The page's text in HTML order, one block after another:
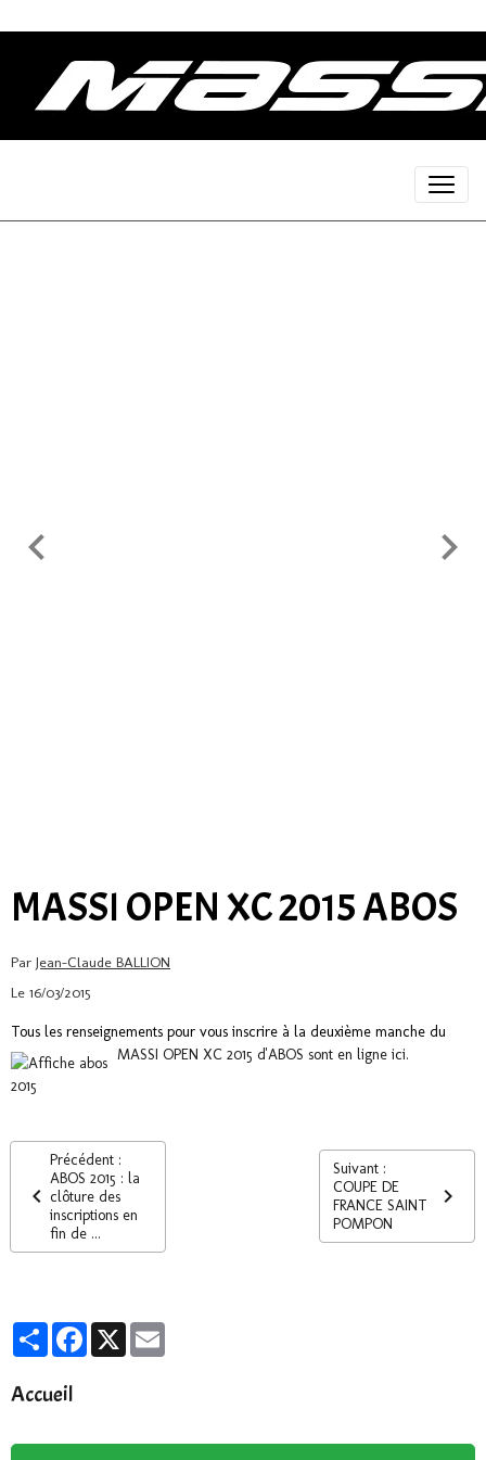
MASSI OPEN XC 2015 ABOS
Par Jean-Claude BALLION
Le 16/03/2015
Tous les renseignements pour vous inscrire à la deuxième manche du
MASSI OPEN XC 2015 d'ABOS sont en ligne ici.
Précédent :
ABOS 2015 : la
clôture des
inscriptions en
fin de ...
Suivant :
COUPE DE
FRANCE SAINT
POMPON
PartagerFacebook
X
Accueil